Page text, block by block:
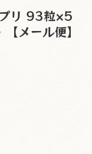
リ 93粒×5
メール便】